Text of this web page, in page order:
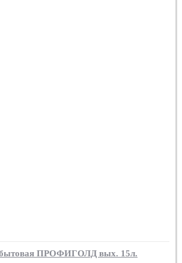
ПРОФИГОЛД вых. 15л.